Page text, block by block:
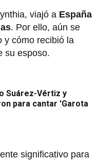
viajó a España
. Por ello, aún se
y cómo recibió la
su esposo.
Suárez-Vértiz y
para cantar 'Garota
significativo para